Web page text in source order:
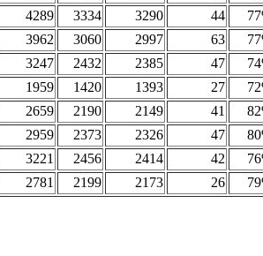
4289 3334 3290 44
3962 3060 2997 63
3247 2432 2385 47
1959 1420 1393 27
2659 2190 2149 41
2959 2373 2326 47
3221 2456 2414 42
2781 2199 2173 26